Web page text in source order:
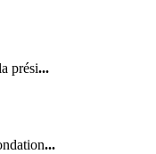
prési...
...